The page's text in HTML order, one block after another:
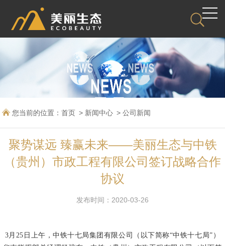
您当前的位置：首页 新闻中心 公司新闻
聚势谋远 臻赢未来——美丽生态与中铁
（贵州）市政工程有限公司签订战略合作
协议
发布时间：2020-03-26
3月25日上午，中铁十七局集团有限公司（以下简称“中铁十七局”）